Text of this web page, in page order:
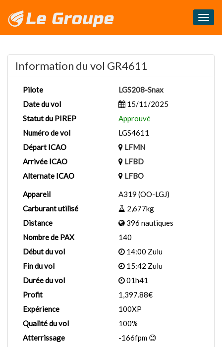
Information du vol GR4611
Pilote
LGS208-Snax
Date du vol
15/11/2025
Statut du PIREP
Approuvé
Numéro de vol
LGS4611
Départ ICAO
LFMN
Arrivée ICAO
LFBD
Alternate ICAO
LFBO
Appareil
A319 (OO-LGJ)
Carburant utilisé
2,677kg
Distance
396 nautiques
Nombre de PAX
140
Début du vol
14:00 Zulu
Fin du vol
15:42 Zulu
Durée du vol
01h41
Profit
1,397.88€
Expérience
100XP
Qualité du vol
100%
Atterrissage
-166fpm 😊